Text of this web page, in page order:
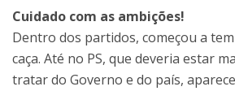
Cuidado com as ambições!
Dentro dos partidos, começou a
caça. Até no PS, que deveria estar
tratar do Governo e do país,